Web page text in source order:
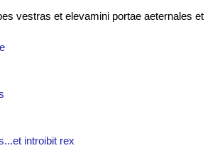
vestras et elevamini portae aeternales et
introibit rex